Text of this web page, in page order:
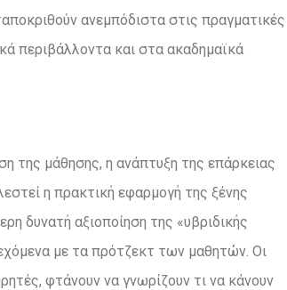
ανεμπόδιστα στις πραγματικές
περιβάλλοντα και στα ακαδημαϊκά
της μάθησης, η ανάπτυξη της επάρκειας
η πρακτική εφαρμογή της ξένης
δυνατή αξιοποίηση της «υβριδικής
με τα πρότζεκτ των μαθητών. Οι
φτάνουν να γνωρίζουν τι να κάνουν